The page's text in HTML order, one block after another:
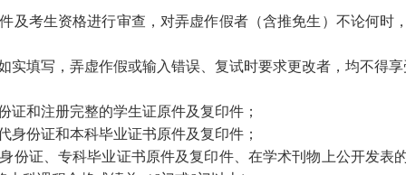
及考生资格进行审查，对弄虚作假者（含推免生 ）不论何时
实填写，弄虚作假或输入错误、复试时要求更改者，均不得
证和注册完整的学生证原件及复印件；
身份证和本科毕业证书原件及复印件；
份证、专科毕业证书原件及复印件、在学术刊物上公开发表